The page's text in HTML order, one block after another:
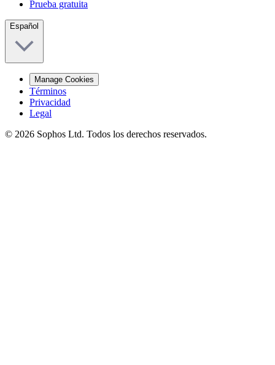
Prueba gratuita
Español
Manage Cookies
Términos
Privacidad
Legal
© 2026 Sophos Ltd. Todos los derechos reservados.